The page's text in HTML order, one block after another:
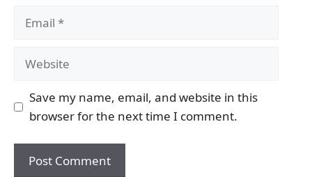
Save my name, email, and website in this
browser for the next time I comment.